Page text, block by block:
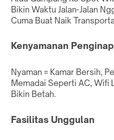
Bikin Waktu Jalan-Jalan
Cuma Buat Naik
Kenyamanan
Nyaman = Kamar Bersih,
Memadai Seperti AC, Wifi
Bikin Betah.
Fasilitas Unggulan